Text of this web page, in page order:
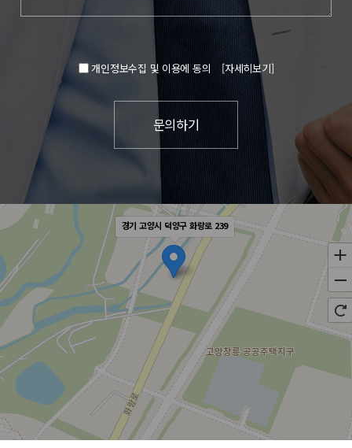
개인정보수집 및 이용에 동의 [자세히보기]
경기 고양시 덕양구 화랑로 239